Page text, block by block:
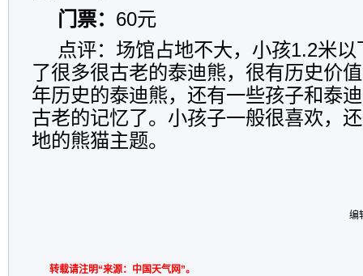
门票： 60元
点评：场馆占地不大，小孩1.2米
了很多很古老的泰迪熊，很有历史价
年历史的泰迪熊，还有一些孩子和泰
古老的记忆了。小孩子一般很喜欢，
地的熊猫主题。
编
转载请注明“来源：中国天气网”。